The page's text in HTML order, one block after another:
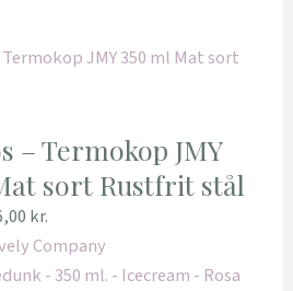
– Termokop JMY
sort Rustfrit stål
kr.